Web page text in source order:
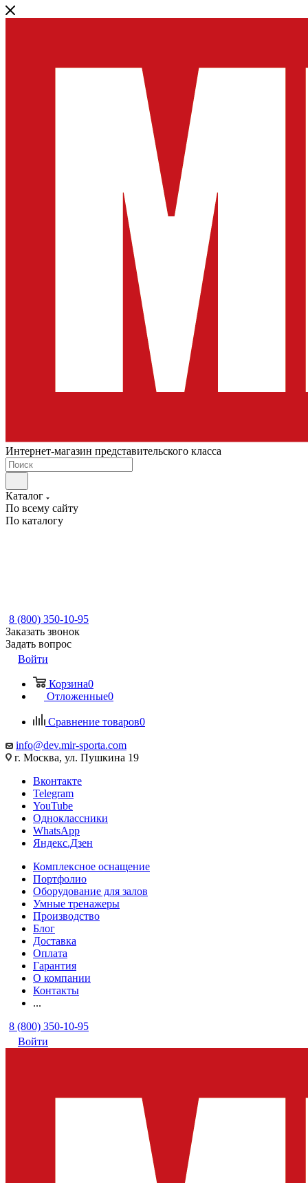
Интернет-магазин представительского класса
Каталог
По всему сайту
По каталогу
8 (800) 350-10-95
Заказать звонок
Задать вопрос
Войти
Корзина0
Отложенные0
Сравнение товаров0
info@dev.mir-sporta.com
г. Москва, ул. Пушкина 19
Вконтакте
Telegram
YouTube
Одноклассники
WhatsApp
Яндекс.Дзен
Комплексное оснащение
Портфолио
Оборудование для залов
Умные тренажеры
Производство
Блог
Доставка
Оплата
Гарантия
О компании
Контакты
...
8 (800) 350-10-95
Войти